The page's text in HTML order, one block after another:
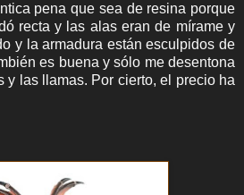
pena que sea de resina porque
recta y las alas eran de mírame y
y la armadura están esculpidos de
es buena y sólo me desentona
y las llamas. Por cierto, el precio ha